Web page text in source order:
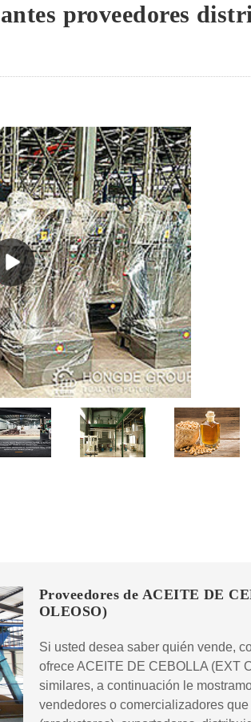
proveedores
Proveedores de ACEITE DE
OLEOSO)
Si usted desea saber quién vende,
ofrece ACEITE DE CEBOLLA (EXT
similares, a continuación le
vendedores o comercializadores